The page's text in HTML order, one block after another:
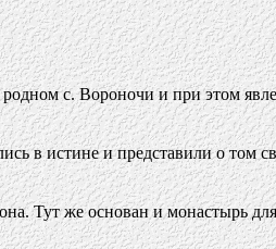
с. Вороночи и при этом
в истине и представили о том
Тут же основан и монастырь